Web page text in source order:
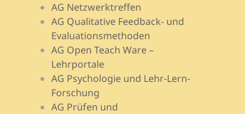
AG Netzwerktreffen
AG Qualitative Feedback- und
Evaluationsmethoden
AG Open Teach Ware –
Lehrportale
AG Psychologie und Lehr-Lern-
Forschung
AG Prüfen und